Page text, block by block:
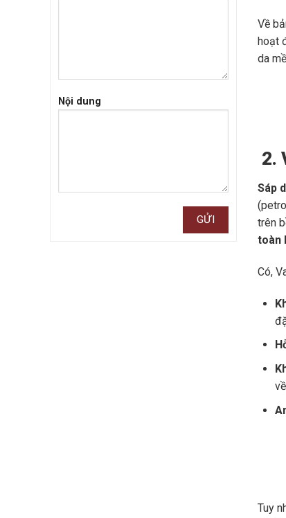
Về
hoạt
da
2.
Sáp
trên
toàn
Có,
Tuy
Nội dung